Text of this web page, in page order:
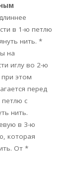
в 1-ю петлю
нить. *
на
иглу во 2-ю
этом
перед
петлю с
нить.
в 3-ю
которая
От *